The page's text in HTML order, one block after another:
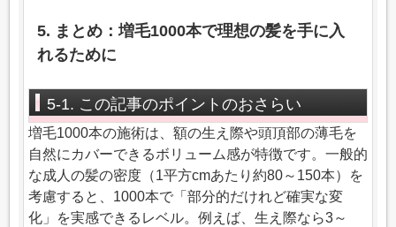
5. まとめ：増毛1000本で理想の髪を手に入
れるために
5-1. この記事のポイントのおさらい
増毛1000本の施術は、額の生え際や頭頂部の薄毛を
自然にカバーできるボリューム感が特徴です。一般的
な成人の髪の密度（1平方cmあたり約80～150本）を
考慮すると、1000本で「部分的だけれど確実な変
化」を実感できるレベル。例えば、生え際なら3～